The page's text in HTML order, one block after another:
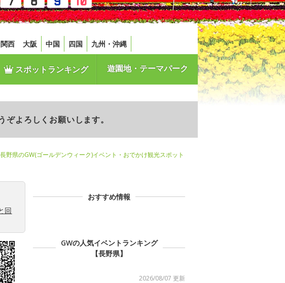
関西 大阪 中国 四国 九州・沖縄
スポットランキング 遊園地・テーマパーク
よろしくお願いします。
長野県のGW(ゴールデンウィーク)イベント・おでかけ観光スポット
回
おすすめ情報
GWの人気イベントランキング
【長野県】
2026/08/07 更新